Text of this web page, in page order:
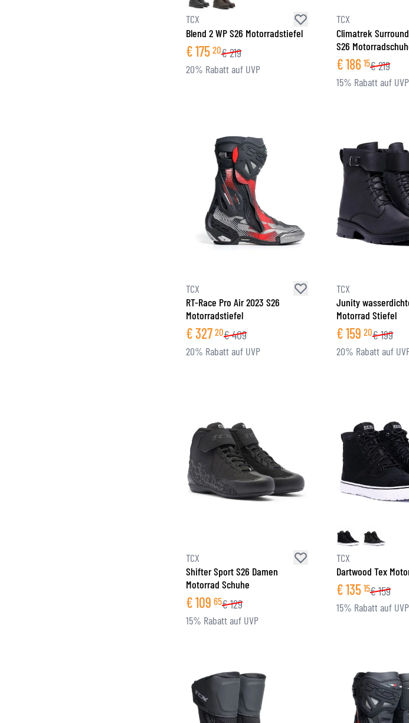
TCX
Blend 2 WP S26 Motorradstiefel
€175 20€219
20% Rabatt auf UVP
TCX
Climatrek
S26
€186 15€219
15% Rabatt auf UVP
TCX
RT-Race Pro Air 2023 S26
Motorradstiefel
€327 20€409
20% Rabatt auf UVP
TCX
Junity
Motorrad Stiefel
€159 20€199
20% Rabatt auf
TCX
Shifter Sport S26 Damen
Motorrad Schuhe
€109 65€129
15% Rabatt auf UVP
TCX
Dartwood Tex
€135 15€159
15% Rabatt auf UVP